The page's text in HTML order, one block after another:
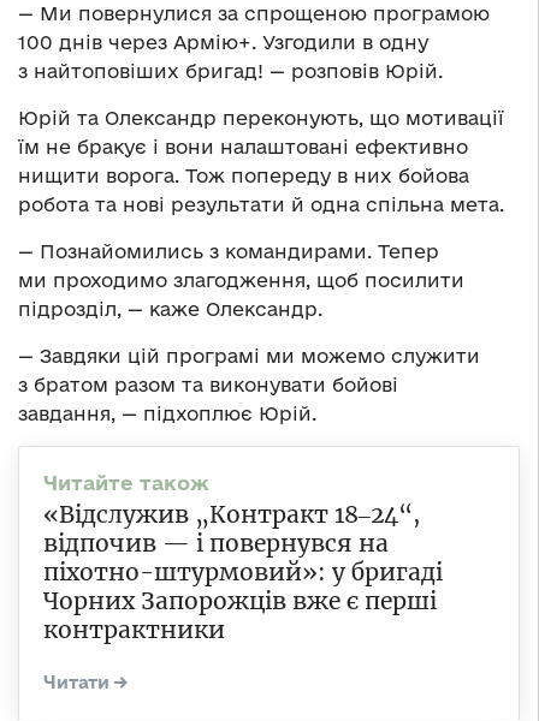
— Ми повернулися за спрощеною програмою
100 днів через Армію+. Узгодили в одну
з найтоповіших бригад! — розповів Юрій.
Юрій та Олександр переконують, що мотивації
їм не бракує і вони налаштовані ефективно
нищити ворога. Тож попереду в них бойова
робота та нові результати й одна спільна мета.
— Познайомились з командирами. Тепер
ми проходимо злагодження, щоб посилити
підрозділ, — каже Олександр.
— Завдяки цій програмі ми можемо служити
з братом разом та виконувати бойові
завдання, — підхоплює Юрій.
«Відслужив „Контракт 18‒24“,
відпочив — і повернувся на
піхотно-штурмовий»: у бригаді
Чорних Запорожців вже є перші
контрактники